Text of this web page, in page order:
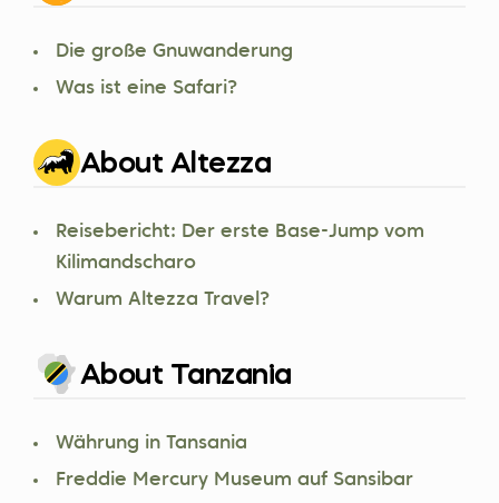
Die große Gnuwanderung
Was ist eine Safari?
About Altezza
Reisebericht: Der erste Base-Jump vom
Kilimandscharo
Warum Altezza Travel?
About Tanzania
Währung in Tansania
Freddie Mercury Museum auf Sansibar